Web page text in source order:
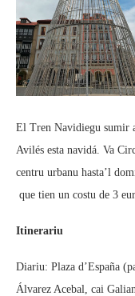
El Tren Navidiegu sumir
Avilés esta navidá. Va
centru urbanu hasta’l
que tien un costu de 3
Itinerariu
Diariu: Plaza d’España
Álvarez Acebal, cai